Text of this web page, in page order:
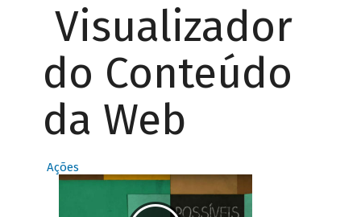
Visualizador
do Conteúdo
da Web
Ações